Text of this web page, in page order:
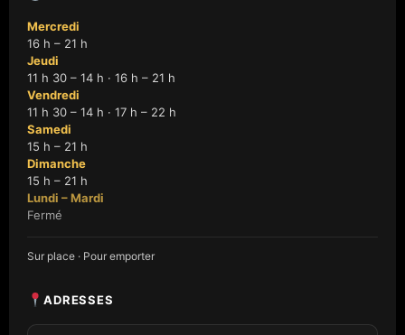
Mercredi
16 h – 21 h
Jeudi
11 h 30 – 14 h · 16 h – 21 h
Vendredi
11 h 30 – 14 h · 17 h – 22 h
Samedi
15 h – 21 h
Dimanche
15 h – 21 h
Lundi – Mardi
Fermé
Sur place · Pour emporter
ADRESSES